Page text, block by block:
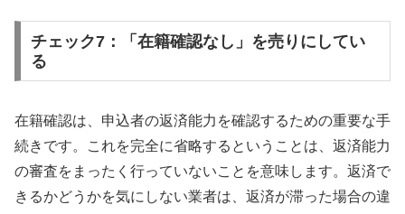
チェック7：「在籍確認なし」を売りにしてい
る
在籍確認は、申込者の返済能力を確認するための重要な手
続きです。これを完全に省略するということは、返済能力
の審査をまったく行っていないことを意味します。返済で
きるかどうかを気にしない業者は、返済が滞った場合の違